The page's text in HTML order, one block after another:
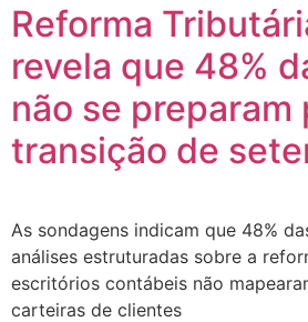
Reforma
revela que 48%
não se preparam
transição de
As sondagens indicam que 48%
análises estruturadas sobre a
escritórios contábeis não
carteiras de clientes